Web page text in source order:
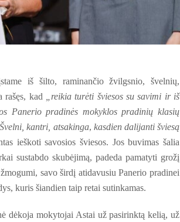
iš šilto, raminančio žvilgsnio, švelnių,
kad
„reikia turėti šviesos su savimi ir iš
Panerio pradinės mokyklos pradinių klasių
kantri, atsakinga, kasdien dalijanti šviesą
ieškoti savosios šviesos. Jos buvimas šalia
sustabdo skubėjimą, padeda pamatyti grožį
savo širdį atidavusiu Panerio pradinei
kuris šiandien taip retai sutinkamas.
mokytojai Astai už pasirinktą kelią, už